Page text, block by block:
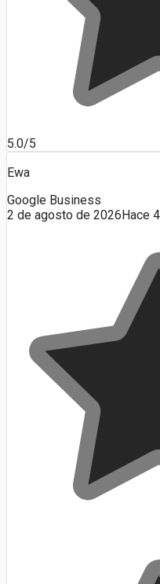
5.0/5
Ewa
Google Business
2 de agosto de 2026 Hace